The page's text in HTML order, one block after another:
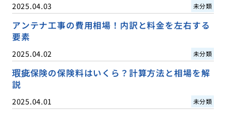
2025.04.03 未分類
アンテナ工事の費用相場！内訳と料金を左右する
要素
2025.04.02 未分類
瑕疵保険の保険料はいくら？計算方法と相場を解
説
2025.04.01 未分類